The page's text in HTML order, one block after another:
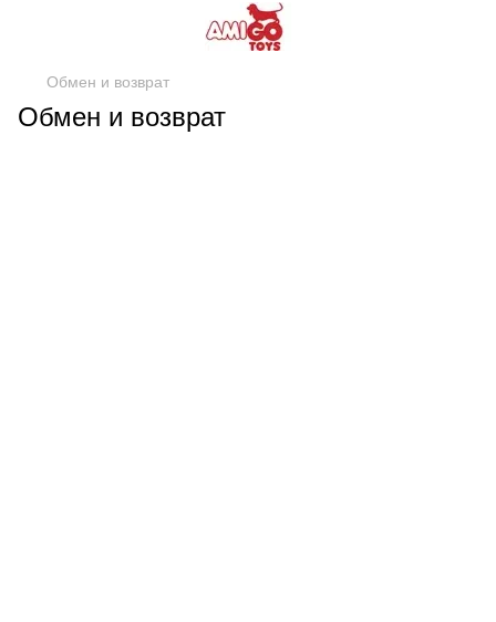
Обмен и возврат
Обмен и возврат